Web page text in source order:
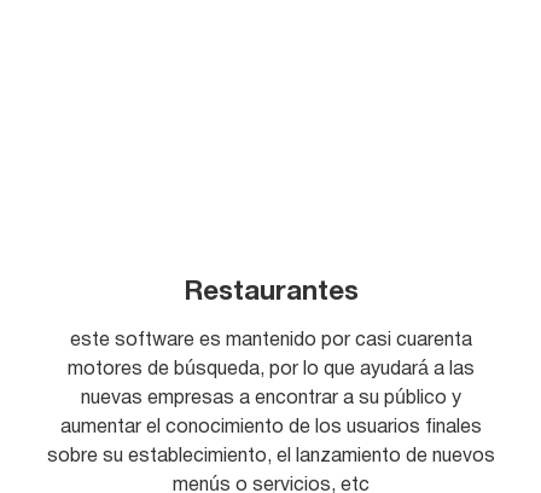
Restaurantes
este software es mantenido por casi cuarenta
motores de búsqueda, por lo que ayudará a las
nuevas empresas a encontrar a su público y
aumentar el conocimiento de los usuarios finales
sobre su establecimiento, el lanzamiento de nuevos
menús o servicios, etc